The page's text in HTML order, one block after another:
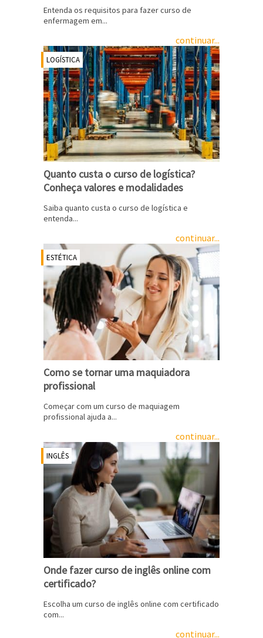
Entenda os requisitos para fazer curso de
enfermagem em...
continuar...
LOGÍSTICA
Quanto custa o curso de logística?
Conheça valores e modalidades
Saiba quanto custa o curso de logística e
entenda...
continuar...
ESTÉTICA
Como se tornar uma maquiadora
profissional
Começar com um curso de maquiagem
profissional ajuda a...
continuar...
INGLÊS
Onde fazer curso de inglês online com
certificado?
Escolha um curso de inglês online com certificado
com...
continuar...